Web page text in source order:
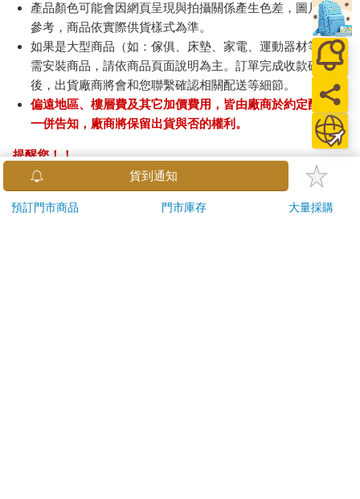
產品顏色可能會因網頁呈現與拍攝關係產生色差，圖片僅供
參考，商品依實際供貨樣式為準。
如果是大型商品（如：傢俱、床墊、家電、運動器材等）及
需安裝商品，請依商品頁面說明為主。訂單完成收款確認
後，出貨廠商將會和您聯繫確認相關配送等細節。
偏遠地區、樓層費及其它加價費用，皆由廠商於約定配送時
一併告知，廠商將保留出貨與否的權利。
提醒您！！
金石堂及銀行均不會請您操作ATM! 如接獲電話要求您前往
ATM提款機，請不要聽從指示，以免受騙上當！
貨到通知
預訂門市商品 門市庫存 大量採購